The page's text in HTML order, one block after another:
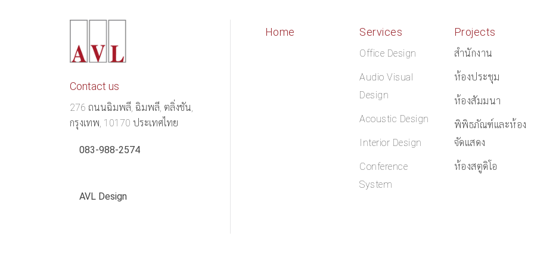
Contact us
276 ถนนฉิมพลี, ฉิมพลี, ตลิ่งชัน,
กรุงเทพ, 10170 ประเทศไทย
083-988-2574
AVL Design
Home Services
Office Design
Audio Visual
Design
Acoustic Design
Interior Design
Conference
System
Projects
สำนักงาน
ห้องประชุม
ห้องสัมมนา
พิพิธภัณฑ์และห้อง
จัดแสดง
ห้องสตูดิโอ